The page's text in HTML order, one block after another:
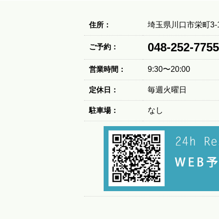
住所： 埼玉県川口市栄町3-
ご予約： 048-252-7755
営業時間： 9:30〜20:00
定休日： 毎週火曜日
駐車場： なし